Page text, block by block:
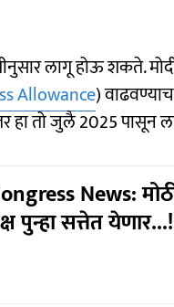
लागू होऊ शकते.
Allowance)
हा तो जुलै 2025 पासून
News:
पुन्हा सत्तेत येणार...!